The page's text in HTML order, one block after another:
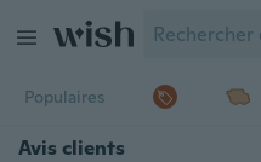
Populaires
Avis clients